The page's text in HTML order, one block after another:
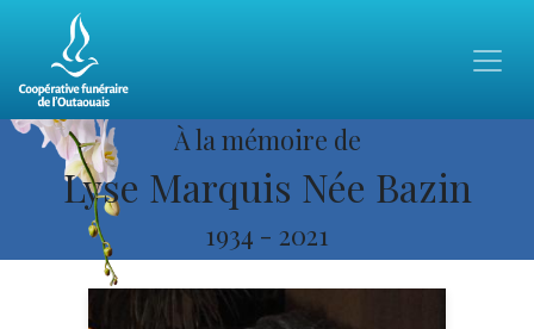
À la mémoire de
Lyse Marquis Née Bazin
1934 - 2021